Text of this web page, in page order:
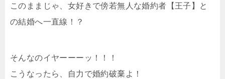
このままじゃ、女好きで傍若無人な婚約者【王子】と
の結婚へ一直線！？
そんなのイヤーーーッ！！！
こうなったら、自力で婚約破棄よ！